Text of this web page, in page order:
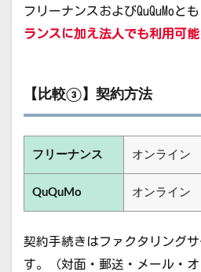
フリーナンスおよびQuQuMoとも
ランスに加え法人でも利用可能
【比較③】契約方法
フリーナンス オンライン
QuQuMo オンライン
契約手続きはファクタリング
す。（対面・郵送・メール・オ